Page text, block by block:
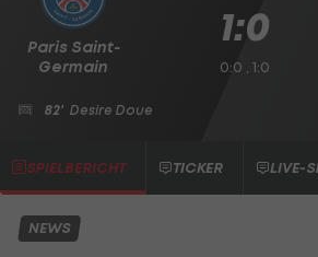
Paris Saint-
Germain
1:0
0:0 , 1:0
82' Desire Doue
SPIELBERICHT TICKER LIVE-
NEWS